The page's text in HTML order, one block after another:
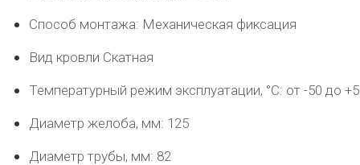
Способ монтажа: Механическая фиксация
Вид кровли Скатная
Температурный режим эксплуатации, °C: от -50 до
Диаметр желоба, мм: 125
Диаметр трубы, мм: 82